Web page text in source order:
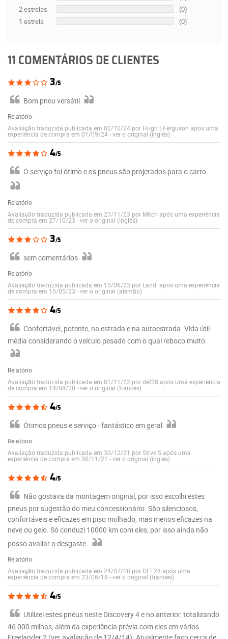
2 estrelas
(0)
1 estrela
(0)
11 COMENTÁRIOS DE CLIENTES
3/5
Bom pneu versátil
Relatório
Avaliação traduzida publicada em 02/10/24 por Hugh t Ferguson após uma
experiência de compra em 01/09/24-ver o original (inglês)
4/5
O serviço foi ótimo e os pneus são projetados para o carro.
Relatório
Avaliação traduzida publicada em 27/11/23 por Mitch após uma experiência
de compra em 27/10/23 -ver o original (inglês)
3/5
sem comentários
Relatório
Avaliação traduzida publicada em 15/06/23 por Landi após uma experiência
de compra em 15/05/23 -ver o original (alemão)
4/5
Confortável, potente, na estrada e na autoestrada. Vida útil
média considerando o veículo pesado com o qual reboco muito
Relatório
Avaliação traduzida publicada em 01/11/22 por def28 após uma experiência
de compra em 14/08/20 -ver o original (francês)
4/5
Ótimos pneus e serviço - fantástico em geral
Relatório
Avaliação traduzida publicada em 30/12/21 por Strve S após uma
experiência de compra em 30/11/21 -ver o original (inglês)
4/5
Não gostava da montagem original, por isso escolhi estes
pneus por sugestão do meu concessionário. São silenciosos,
confortáveis e eficazes em piso molhado, mas menos eficazes na
neve ou gelo. Só conduzi 10000 km com eles, por isso ainda não
posso avaliar o desgaste.
Relatório
Avaliação traduzida publicada em 24/07/18 por DEF28 após uma
experiência de compra em 23/06/18 -ver o original (francês)
4/5
Utilizei estes pneus neste Discovery 4 e no anterior, totalizando
46 000 milhas, além da experiência prévia com eles em vários
Freelander 2 (ver avaliação de 12/4/14). Atualmente faço cerca de